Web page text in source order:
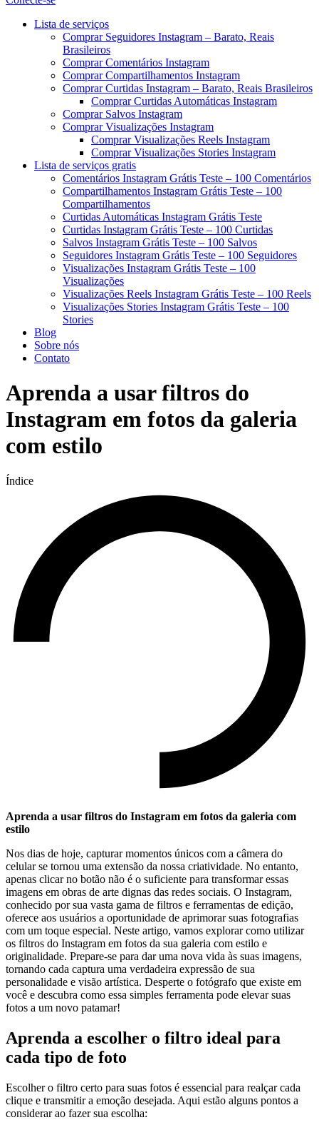
Menu
Lista de serviços
Comprar Seguidores Instagram – Barato, Reais
Brasileiros
Comprar Comentários Instagram
Comprar Compartilhamentos Instagram
Comprar Curtidas Instagram – Barato, Reais Brasileiros
Comprar Curtidas Automáticas Instagram
Comprar Salvos Instagram
Comprar Visualizações Instagram
Comprar Visualizações Reels Instagram
Comprar Visualizações Stories Instagram
Lista de serviços gratis
Comentários Instagram Grátis Teste – 100 Comentários
Compartilhamentos Instagram Grátis Teste – 100
Compartilhamentos
Curtidas Automáticas Instagram Grátis Teste
Curtidas Instagram Grátis Teste – 100 Curtidas
Salvos Instagram Grátis Teste – 100 Salvos
Seguidores Instagram Grátis Teste – 100 Seguidores
Visualizações Instagram Grátis Teste – 100
Visualizações
Visualizações Reels Instagram Grátis Teste – 100 Reels
Visualizações Stories Instagram Grátis Teste – 100
Stories
Blog
Sobre nós
Contato
Aprenda a usar filtros do
Instagram em fotos da galeria
com estilo
Índice
Aprenda a usar filtros do Instagram ‍em fotos da galeria com
estilo
Nos dias‌ de hoje, ​capturar momentos únicos com a câmera do
celular se tornou uma extensão da nossa criatividade. No entanto,
apenas clicar no ⁣botão não é o suficiente para transformar essas
imagens em obras ‌de arte dignas das redes sociais. O Instagram,
conhecido por sua vasta gama de⁣ filtros e ferramentas de edição,
oferece ‌aos usuários a oportunidade‍ de aprimorar suas fotografias
com um toque especial. Neste artigo, vamos‌ explorar como utilizar
os filtros do Instagram em fotos da sua galeria com estilo e
originalidade. Prepare-se ⁣para dar uma nova vida às suas imagens,
tornando‌ cada ​captura uma verdadeira ⁣expressão de sua
personalidade e visão artística. Desperte ​o​ fotógrafo que existe em
você e descubra⁣ como essa simples ferramenta pode elevar suas
fotos a um novo patamar!
Aprenda a escolher o filtro ideal para
cada ⁤tipo de foto
Escolher o filtro certo​ para suas fotos é essencial para realçar⁤ cada
clique e transmitir a emoção desejada. ‍Aqui estão‌ alguns pontos a
considerar ao fazer sua escolha: